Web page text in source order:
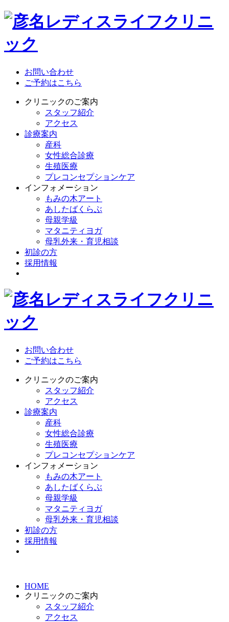
お問い合わせ
ご予約はこちら
クリニックのご案内
スタッフ紹介
アクセス
診療案内
産科
女性総合診療
生殖医療
プレコンセプションケア
インフォメーション
もみの木アート
あしたばくらぶ
母親学級
マタニティヨガ
母乳外来・育児相談
初診の方
採用情報
お問い合わせ
ご予約はこちら
クリニックのご案内
スタッフ紹介
アクセス
診療案内
産科
女性総合診療
生殖医療
プレコンセプションケア
インフォメーション
もみの木アート
あしたばくらぶ
母親学級
マタニティヨガ
母乳外来・育児相談
初診の方
採用情報
HOME
クリニックのご案内
スタッフ紹介
アクセス